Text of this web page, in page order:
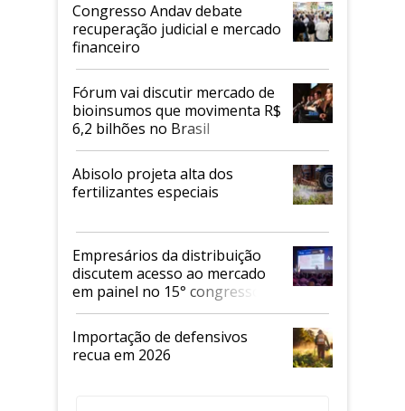
Congresso Andav debate
recuperação judicial e mercado
financeiro
Fórum vai discutir mercado de
bioinsumos que movimenta R$
6,2 bilhões no Brasil
Abisolo projeta alta dos
fertilizantes especiais
Empresários da distribuição
discutem acesso ao mercado
em painel no 15° congresso
Andav
Importação de defensivos
recua em 2026